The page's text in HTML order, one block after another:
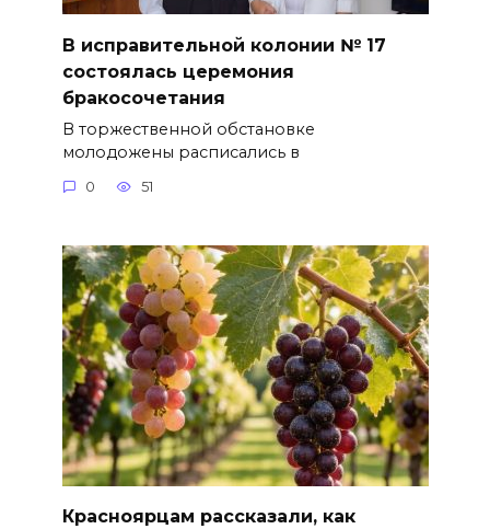
В исправительной колонии № 17
состоялась церемония
бракосочетания
В торжественной обстановке
молодожены расписались в
0 51
Красноярцам рассказали, как